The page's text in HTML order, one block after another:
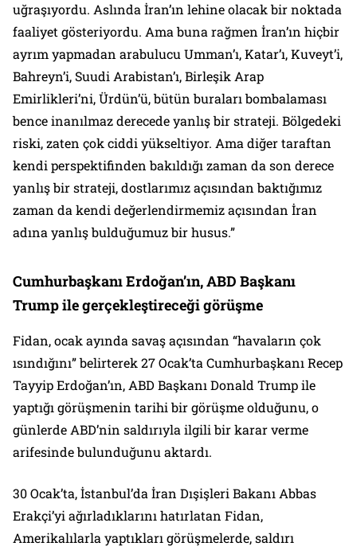
uğraşıyordu. Aslında İran’ın lehine olacak bir noktada
faaliyet gösteriyordu. Ama buna rağmen İran’ın hiçbir
ayrım yapmadan arabulucu Umman’ı, Katar’ı, Kuveyt’i,
Bahreyn’i, Suudi Arabistan’ı, Birleşik Arap
Emirlikleri’ni, Ürdün’ü, bütün buraları bombalaması
bence inanılmaz derecede yanlış bir strateji. Bölgedeki
riski, zaten çok ciddi yükseltiyor. Ama diğer taraftan
kendi perspektifinden bakıldığı zaman da son derece
yanlış bir strateji, dostlarımız açısından baktığımız
zaman da kendi değerlendirmemiz açısından İran
adına yanlış bulduğumuz bir husus.”
Cumhurbaşkanı Erdoğan’ın, ABD Başkanı
Trump ile gerçekleştireceği görüşme
Fidan, ocak ayında savaş açısından “havaların çok
ısındığını” belirterek 27 Ocak’ta Cumhurbaşkanı Recep
Tayyip Erdoğan’ın, ABD Başkanı Donald Trump ile
yaptığı görüşmenin tarihi bir görüşme olduğunu, o
günlerde ABD’nin saldırıyla ilgili bir karar verme
arifesinde bulunduğunu aktardı.
30 Ocak’ta, İstanbul’da İran Dışişleri Bakanı Abbas
Erakçi’yi ağırladıklarını hatırlatan Fidan,
Amerikalılarla yaptıkları görüşmelerde, saldırı